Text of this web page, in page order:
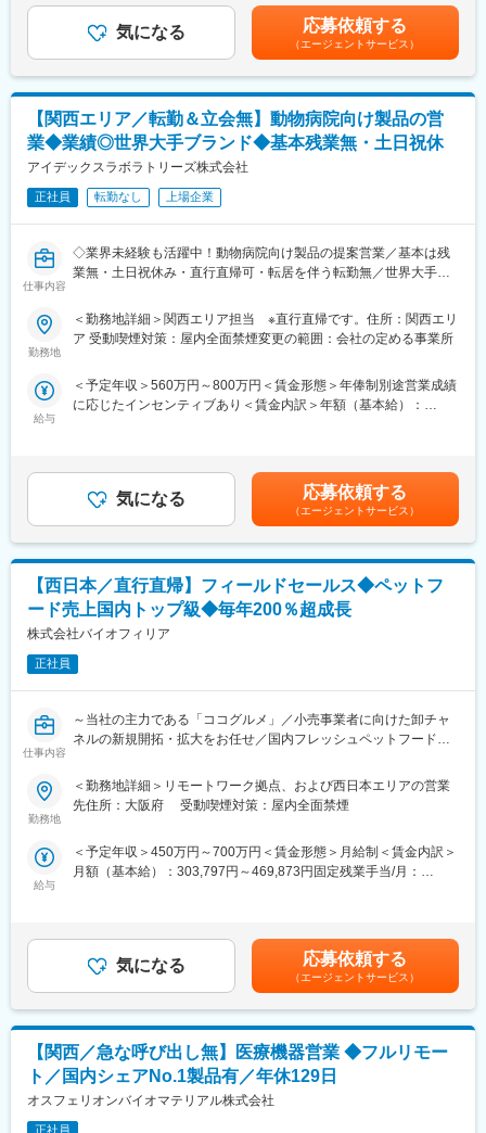
は、会社を任せられるような人物になっていただくことを期待し
ており、時間をかけて育てていく予定です。
＊現在は社長ともう1名が開発部門を担っています。
創業43年、安定した研究開発型企業として工業用洗浄剤及び表面
処理剤（主に鉄・ステンレスなどの金属の材料を、加工する工程
で金属に着いた油や汚れを取り除く化学薬品／脱脂洗浄剤、脱ス
ケール剤、被膜剤、潤滑剤、切削潤滑剤、防錆剤）の開発・製
造・販売提供を行っているメーカーです。自社ブランドを持って
営業展開を推進しており、取引先の大半は一流企業です。売上の
50％は海外で 韓国釜山、アメリカテキサスに生産拠点を設立して
います。現在、アメリカ及びメキシコ市場の開拓を進行中で、今
後は2025年よりタイ法人を設立予定にしています。
“地球の寿命を1000年伸ばす” とのスローガンを掲げ、産業界を通
材力に溢れる企業です。
給有無＞有＜残業手当＞有＜給与補足＞■賞与：２回（6月、10
月）他特別賞与、社長賞あり賃金はあくまでも目安の金額であ
り、選考を通じて上下する可能性があります。月給(月額)は固定手
当を含めた表記です。
気になる 応募依頼する
（エージェントサービス）
【関西エリア／転勤＆立会無】動物病院向け製品の営
業◆業績◎世界大手ブランド◆基本残業無・土日祝休
アイデックスラボラトリーズ株式会社
正社員 転勤なし 上場企業
仕事内容
◇業界未経験も活躍中！動物病院向け製品の提案営業／基本は残
業無・土日祝休み・直行直帰可・転居を伴う転勤無／世界大手ブ
■求人概要
・京都・滋賀・大阪一部（枚方市など）・奈良一部（奈良市・生
駒市など）を中心とした担当制で、転勤無し・直行直帰・基本残
躍中
■具体的な業務内容
＼院内シェア拡大（検査機器・検査サービスの切り替えや追加導
入）が主なミッション／
・担当顧客は動物病院となり、約9割がクリニック規模です。決裁
者は獣医師（院長）が中心です。
・動物用検査機器（血液・尿・便など）や検査キット、消耗品、
受託検査サービスの提案。訪問件数は5～7件程度/日。
■働き方
・基本は残業無・土日祝休み・転居を伴う異動無
・手術立ち会いや緊急呼び出し無
・入社後約1ヶ月は座学と営業同行で基礎を習得し、4～6ヶ月を
目安に独り立ちを目指します。
■ポジション魅力
・世界大手ブランドの製品力を活かした提案営業。
・高年収を目指せるインセンティブ制度（四半期の達成率に応じ
て支給。注力製品の販売台数に応じた加算もあり、100%達成で年
換算200万超え。半数以上が目標を達成しています。）
■キャリアパス
・営業マネージャー、シニアスペシャリストとして営業特化型キ
勤務地
＜勤務地詳細＞関西エリア担当 ※直行直帰です。住所：関西エリ
ア 受動喫煙対策：屋内全面禁煙変更の範囲：会社の定める事業所
給与
＜予定年収＞560万円～800万円＜賃金形態＞年俸制別途営業成績
に応じたインセンティブあり＜賃金内訳＞年額（基本給）：
たインセンティブあり基本給：470～500万＋営業手当：60万＋イ
ンセンティブ（100％達成時に200万超／年）※実際に営業成績を
上げれば、インセンティブの額が上がる為、年収が1000万を超え
ている営業も複数名在籍。■昇給：年1回賃金はあくまでも目安の
金額であり、選考を通じて上下する可能性があります。月給(月額)
は固定手当を含めた表記です。
気になる 応募依頼する
（エージェントサービス）
【西日本／直行直帰】フィールドセールス◆ペットフ
ード売上国内トップ級◆毎年200％超成長
株式会社バイオフィリア
正社員
仕事内容
～当社の主力である「ココグルメ」／小売事業者に向けた卸チャ
ネルの新規開拓・拡大をお任せ／国内フレッシュペットフード売
当社は2019年6月に日本初の主食タイプのフレッシュフードとし
国内フレッシュペットフード売り上げトップクラスにまで成長す
ることができました。
ています。ペットフードの購入チャネルの7～8割は実店舗である
ため、この領域の拡大は当社の成長に不可欠です。
今回西日本エリアの拡大に伴い、現場の最前線で販売店様との関
係を構築し、当社のシェア拡大を実務面から泥臭く牽引していた
だける西日本エリア1人目のフィールドセールスを募集します。
西日本エリアの卸チャネルにおいてドラッグストアやペットショ
勤務地
＜勤務地詳細＞リモートワーク拠点、および西日本エリアの営業
先住所：大阪府 受動喫煙対策：屋内全面禁煙
給与
＜予定年収＞450万円～700万円＜賃金形態＞月給制＜賃金内訳＞
月額（基本給）：303,797円～469,873円固定残業手当/月：
ご経験・スキル（特にIT活用能力）に応じて柔軟に決定します。
賃金はあくまでも目安の金額であり、選考を通じて上下する可能
性があります。月給(月額)は固定手当を含めた表記です。
気になる 応募依頼する
（エージェントサービス）
【関西／急な呼び出し無】医療機器営業 ◆フルリモー
ト／国内シェアNo.1製品有／年休129日
オスフェリオンバイオマテリアル株式会社
正社員